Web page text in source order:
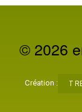
© 2026
Création :